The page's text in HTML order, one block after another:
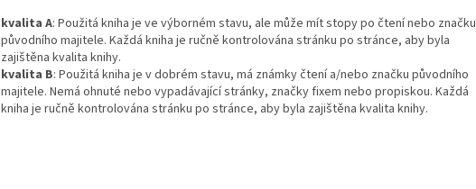
kvalita A: Použitá kniha je ve výborném stavu, ale může mít stopy po čtení nebo značku
původního majitele. Každá kniha je ručně kontrolována stránku po stránce, aby byla
zajištěna kvalita knihy.
kvalita B: Použitá kniha je v dobrém stavu, má známky čtení a/nebo značku původního
majitele. Nemá ohnuté nebo vypadávající stránky, značky fixem nebo propiskou. Každá
kniha je ručně kontrolována stránku po stránce, aby byla zajištěna kvalita knihy.